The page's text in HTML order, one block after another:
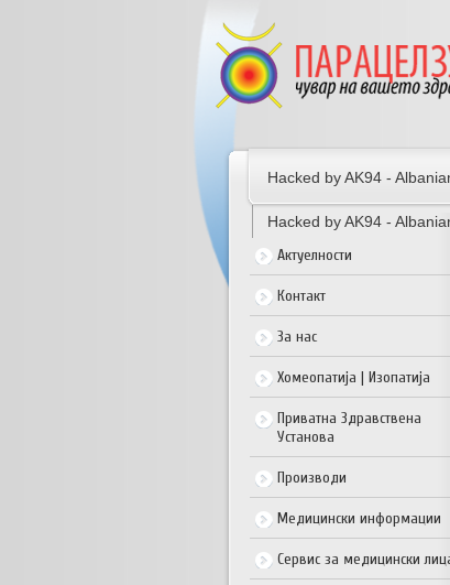
Hacked by AK94 -
Hacked by AK94 -
Актуелности
Контакт
За нас
Хомеопатија | Изопатија
Приватна Здравствена
Установа
Производи
Медицински информации
Сервис за медицински